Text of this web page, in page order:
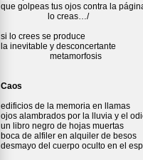
que golpeas tus ojos contra la
lo creas…/
si lo crees se produce
la inevitable y desconcertante
metamorfosis
Caos
edificios de la memoria en llamas
ojos alambrados por la lluvia y el
un libro negro de hojas muertas
boca de alfiler en alquiler de besos
desmayo del cuerpo oculto en el